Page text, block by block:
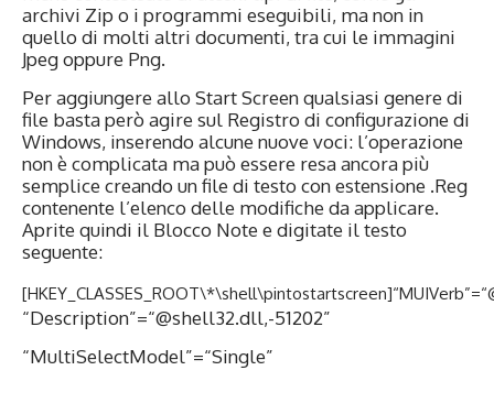
archivi Zip o i programmi eseguibili, ma non in
quello di molti altri documenti, tra cui le immagini
Jpeg oppure Png.
Per aggiungere allo Start Screen qualsiasi genere di
file basta però agire sul Registro di configurazione di
Windows, inserendo alcune nuove voci: l’operazione
non è complicata ma può essere resa ancora più
semplice creando un file di testo con estensione .Reg
contenente l’elenco delle modifiche da applicare.
Aprite quindi il Blocco Note e digitate il testo
seguente:
“Description”=“@shell32.dll,-51202”
“MultiSelectModel”=“Single”